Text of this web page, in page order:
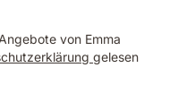
von Emma
gelesen